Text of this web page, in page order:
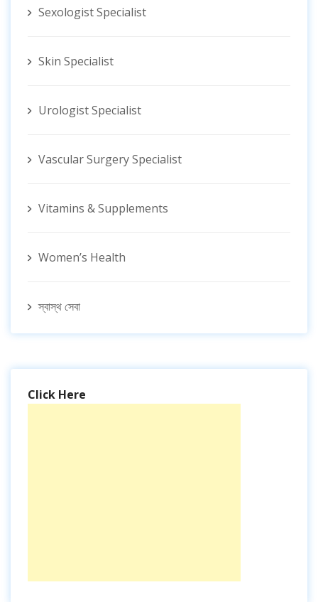
Sexologist Specialist
Skin Specialist
Urologist Specialist
Vascular Surgery Specialist
Vitamins & Supplements
Women’s Health
স্বাস্থ সেবা
Click Here